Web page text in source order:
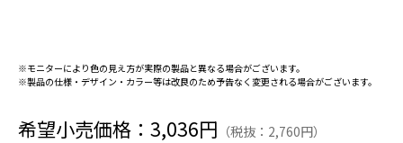
※モニターにより色の見え方が実際の製品と異なる場合がございます。
※製品の仕様・デザイン・カラー等は改良のため予告なく変更される場合がございます。
希望小売価格：3,036円 （税抜：2,760円）